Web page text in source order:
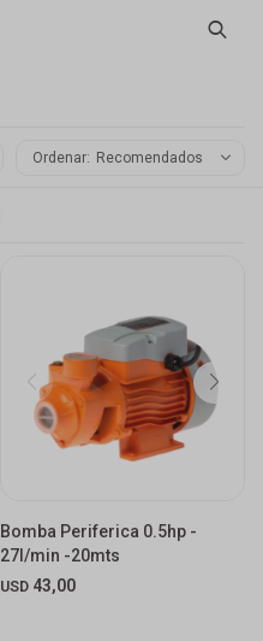
Recomendados
Bomba Periferica 0.5hp -
27l/min -20mts
USD 43,00